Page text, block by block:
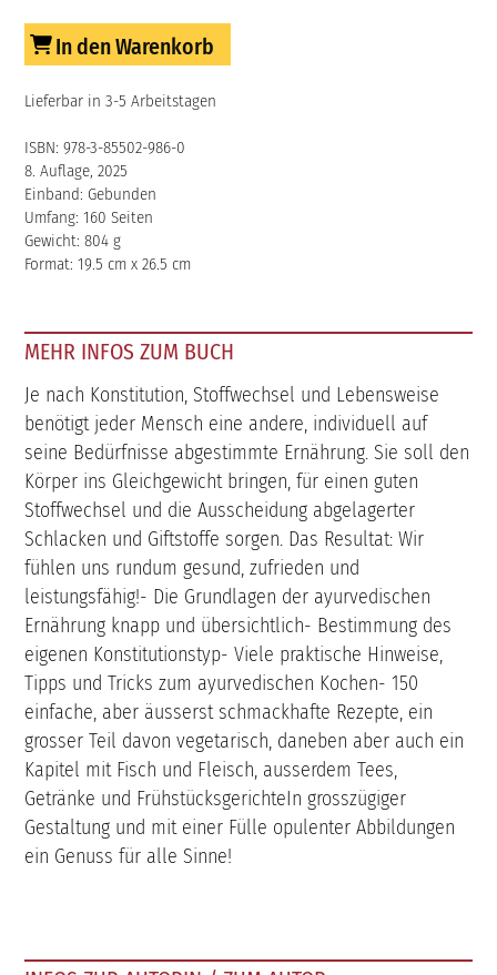
In den Warenkorb
Lieferbar in 3-5 Arbeitstagen
ISBN: 978-3-85502-986-0
8. Auflage, 2025
Einband: Gebunden
Umfang: 160 Seiten
Gewicht: 804 g
Format: 19.5 cm x 26.5 cm
MEHR INFOS ZUM BUCH
Je nach Konstitution, Stoffwechsel und Lebensweise
benötigt jeder Mensch eine andere, individuell auf
seine Bedürfnisse abgestimmte Ernährung. Sie soll den
Körper ins Gleichgewicht bringen, für einen guten
Stoffwechsel und die Ausscheidung abgelagerter
Schlacken und Giftstoffe sorgen. Das Resultat: Wir
fühlen uns rundum gesund, zufrieden und
leistungsfähig!- Die Grundlagen der ayurvedischen
Ernährung knapp und übersichtlich- Bestimmung des
eigenen Konstitutionstyp- Viele praktische Hinweise,
Tipps und Tricks zum ayurvedischen Kochen- 150
einfache, aber äusserst schmackhafte Rezepte, ein
grosser Teil davon vegetarisch, daneben aber auch ein
Kapitel mit Fisch und Fleisch, ausserdem Tees,
Getränke und FrühstücksgerichteIn grosszügiger
Gestaltung und mit einer Fülle opulenter Abbildungen
ein Genuss für alle Sinne!